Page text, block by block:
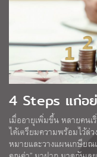
4 Steps แก่อ
เมื่ออายุเพิ่มขึ้น หลายคนเ
ได้เตรียมความพร้อมไว้ล่
หมายและวางแผนเกษียณ